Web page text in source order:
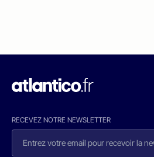
RECEVEZ NOTRE NEWSLETTER